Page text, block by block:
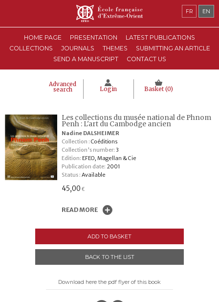
HOME PAGE PRESENTATION
LATEST PUBLICATIONS
COLLECTIONS
JOURNALS THEMES
SUBMITTING AN ARTICLE
SEND A MANUSCRIPT
CONTACT US
Advanced
search Login Basket (0)
FR EN
Les collections du musée national de Phnom
Penh : L'art du Cambodge ancien
Nadine DALSHEIMER
Collection : Coéditions
Collection's number: 3
Edition: EFEO, Magellan & Cie
Publication date: 2001
Status : Available
45,00 €
READ MORE
ADD TO BASKET
BACK TO THE LIST
Download here the pdf flyer of this book